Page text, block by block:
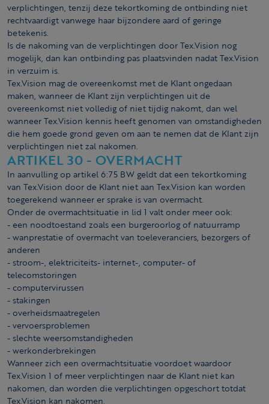
verplichtingen, tenzij deze tekortkoming de ontbinding niet
rechtvaardigt vanwege haar bijzondere aard of geringe
betekenis.
Is de nakoming van de verplichtingen door Tex.Vision nog
mogelijk, dan kan ontbinding pas plaatsvinden nadat Tex.Vision
in verzuim is.
Tex.Vision mag de overeenkomst met de Klant ongedaan
maken, wanneer de Klant zijn verplichtingen uit de
overeenkomst niet volledig of niet tijdig nakomt, dan wel
wanneer Tex.Vision kennis heeft genomen van omstandigheden
die hem goede grond geven om aan te nemen dat de Klant zijn
verplichtingen niet zal nakomen.
ARTIKEL 30 - OVERMACHT
In aanvulling op artikel 6:75 BW geldt dat een tekortkoming
van Tex.Vision door de Klant niet aan Tex.Vision kan worden
toegerekend wanneer er sprake is van overmacht.
Onder de overmachtsituatie in lid 1 valt onder meer ook:
- een noodtoestand zoals een burgeroorlog of natuurramp
- wanprestatie of overmacht van toeleveranciers, bezorgers of
anderen
- stroom-, elektriciteits- internet-, computer- of
telecomstoringen
- computer­virussen
- stakingen
- overheidsmaatregelen
- vervoersproblemen
- slechte weersomstandigheden
- werkonderbrekingen
Wanneer zich een overmachtsituatie voordoet waardoor
Tex.Vision 1 of meer verplichtingen naar de Klant niet kan
nakomen, dan worden die verplichtingen opgeschort totdat
Tex.Vision kan nakomen.